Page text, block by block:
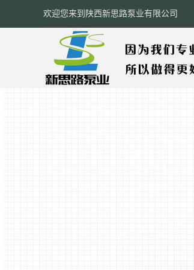
欢迎您来到陕西新思路泵业有限公司